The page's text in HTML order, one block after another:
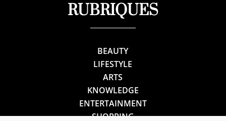
RUBRIQUES
BEAUTY
LIFESTYLE
ARTS
KNOWLEDGE
ENTERTAINMENT
SHOPPING